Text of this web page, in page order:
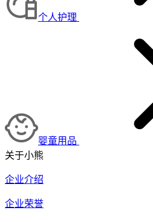
个人护理
婴童用品
关于小熊
企业介绍
企业荣誉